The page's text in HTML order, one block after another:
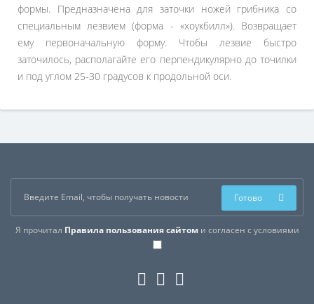
формы. Предназначена для заточки ножей грибника со
специальным лезвием (форма - «хоукбилл»). Возвращает
ему первоначальную форму. Чтобы лезвие быстро
заточилось, располагайте его перпендикулярно до точилки
и под углом 25-30 градусов к продольной оси.
Я прочитал Правила пользования сайтоми согласен с условиями
Готово